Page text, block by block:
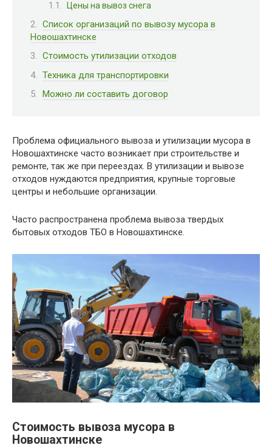
Цены на вывоз снега
Список организаций по вывозу мусора в
Новошахтинске
Стоимость утилизации отходов
Техника для транспортировки
Можно ли составить договор
Проблема официального вывоза и утилизации мусора в
Новошахтинске часто возникает при строительстве и
ремонте, так же при переездах. В утилизации и вывозе
отходов нуждаются предприятия, крупные торговые
центры и небольшие организации.
Часто распространена проблема вывоза твердых
бытовых отходов ТБО в Новошахтинске.
Стоимость вывоза мусора в
Новошахтинске